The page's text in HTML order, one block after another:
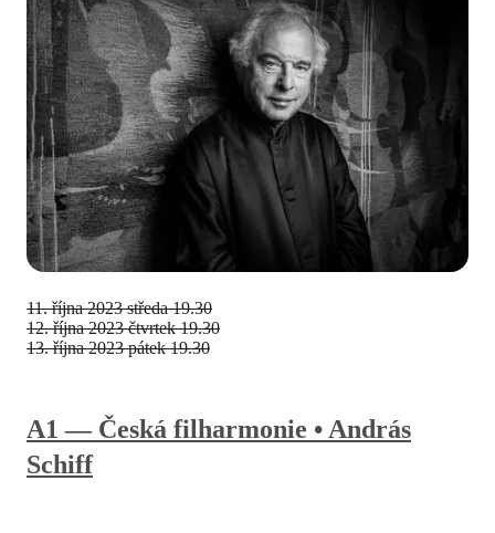
A1 — Česká filharmonie • András
Schiff
11. října 2023 středa 19.30
12. října 2023 čtvrtek 19.30
13. října 2023 pátek 19.30